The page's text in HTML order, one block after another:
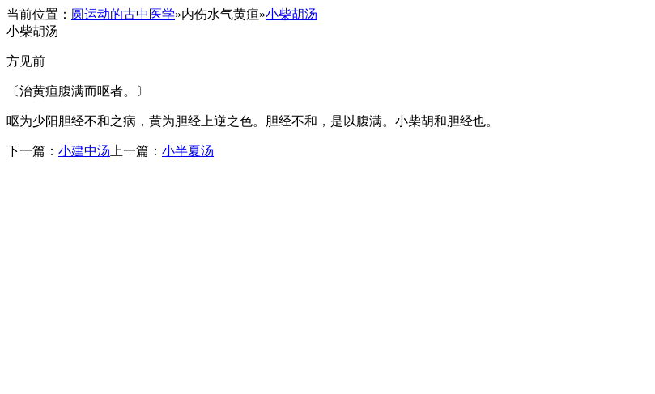
当前位置： 圆运动的古中医学»内伤水气黄疸»小柴胡汤
小柴胡汤
方见前
〔治黄疸腹满而呕者。〕
呕为少阳胆经不和之病，黄为胆经上逆之色。胆经不和，是以腹满。小柴胡和胆经也。
下一篇： 小建中汤 上一篇： 小半夏汤